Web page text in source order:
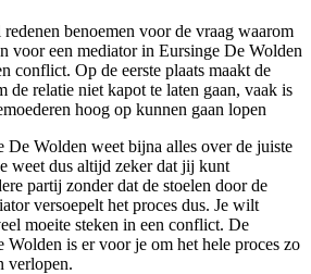
benoemen voor de vraag waarom
voor een mediator in Eursinge De Wolden
conflict. Op de eerste plaats maakt de
de relatie niet kapot te laten gaan, vaak is
hoog op kunnen gaan lopen
De Wolden weet bijna alles over de juiste
weet dus altijd zeker dat jij kunt
partij zonder dat de stoelen door de
versoepelt het proces dus. Je wilt
moeite steken in een conflict. De
Wolden is er voor je om het hele proces zo
verlopen.